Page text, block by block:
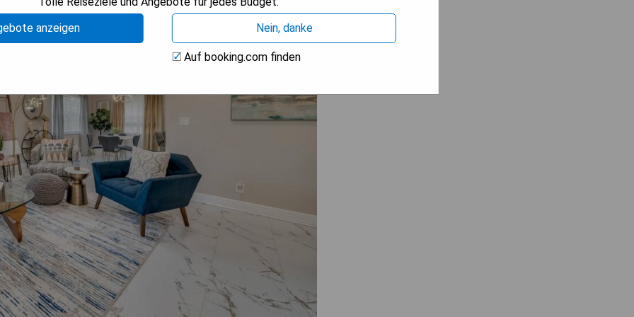
anzeigen
Nein, danke
Auf booking.com finden